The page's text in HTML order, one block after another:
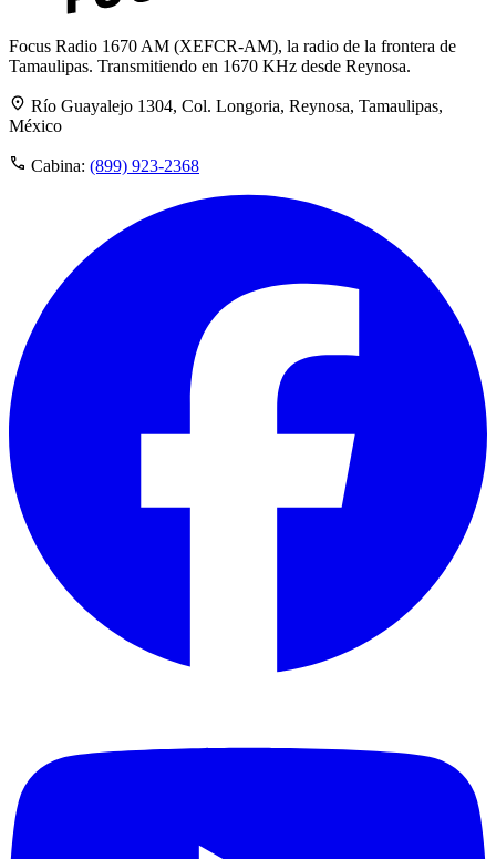
Focus Radio 1670 AM (XEFCR-AM), la radio de la frontera de
Tamaulipas. Transmitiendo en 1670 KHz desde Reynosa.
Río Guayalejo 1304, Col. Longoria, Reynosa, Tamaulipas,
México
Cabina: (899) 923-2368